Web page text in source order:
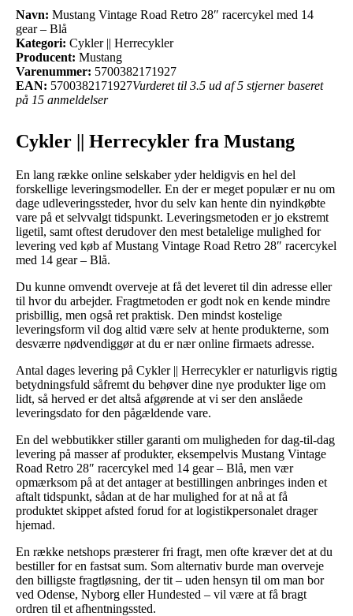
Navn: Mustang Vintage Road Retro 28″ racercykel med 14
gear – Blå
Kategori: Cykler || Herrecykler
Producent: Mustang
Varenummer: 5700382171927
EAN: 5700382171927Vurderet til 3.5 ud af 5 stjerner baseret
på 15 anmeldelser
Cykler || Herrecykler fra Mustang
En lang række online selskaber yder heldigvis en hel del
forskellige leveringsmodeller. En der er meget populær er nu om
dage udleveringssteder, hvor du selv kan hente din nyindkøbte
vare på et selvvalgt tidspunkt. Leveringsmetoden er jo ekstremt
ligetil, samt oftest derudover den mest betalelige mulighed for
levering ved køb af Mustang Vintage Road Retro 28″ racercykel
med 14 gear – Blå.
Du kunne omvendt overveje at få det leveret til din adresse eller
til hvor du arbejder. Fragtmetoden er godt nok en kende mindre
prisbillig, men også ret praktisk. Den mindst kostelige
leveringsform vil dog altid være selv at hente produkterne, som
desværre nødvendiggør at du er nær online firmaets adresse.
Antal dages levering på Cykler || Herrecykler er naturligvis rigtig
betydningsfuld såfremt du behøver dine nye produkter lige om
lidt, så herved er det altså afgørende at vi ser den anslåede
leveringsdato for den pågældende vare.
En del webbutikker stiller garanti om muligheden for dag-til-dag
levering på masser af produkter, eksempelvis Mustang Vintage
Road Retro 28″ racercykel med 14 gear – Blå, men vær
opmærksom på at det antager at bestillingen anbringes inden et
aftalt tidspunkt, sådan at de har mulighed for at nå at få
produktet skippet afsted forud for at logistikpersonalet drager
hjemad.
En række netshops præsterer fri fragt, men ofte kræver det at du
bestiller for en fastsat sum. Som alternativ burde man overveje
den billigste fragtløsning, der tit – uden hensyn til om man bor
ved Odense, Nyborg eller Hundested – vil være at få bragt
ordren til et afhentningssted.